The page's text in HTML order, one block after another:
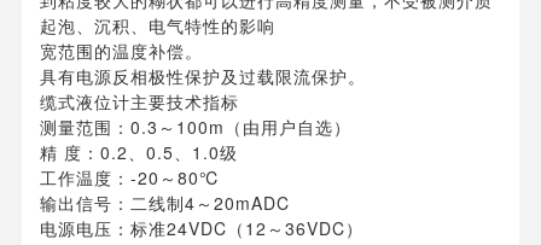
起泡、沉积、电气特性的影响
宽范围的温度补偿。
具有电源反相极性保护及过载限流保护。
缆式液位计主要技术指标
测量范围：0.3～100m（由用户自选）
精 度：0.2、0.5、1.0级
工作温度：-20～80℃
输出信号：二线制4～20mADC
电源电压：标准24VDC（12～36VDC）